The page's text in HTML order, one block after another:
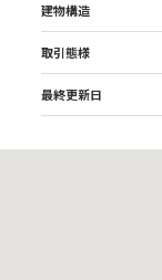
建物構造
取引態様
最終更新日